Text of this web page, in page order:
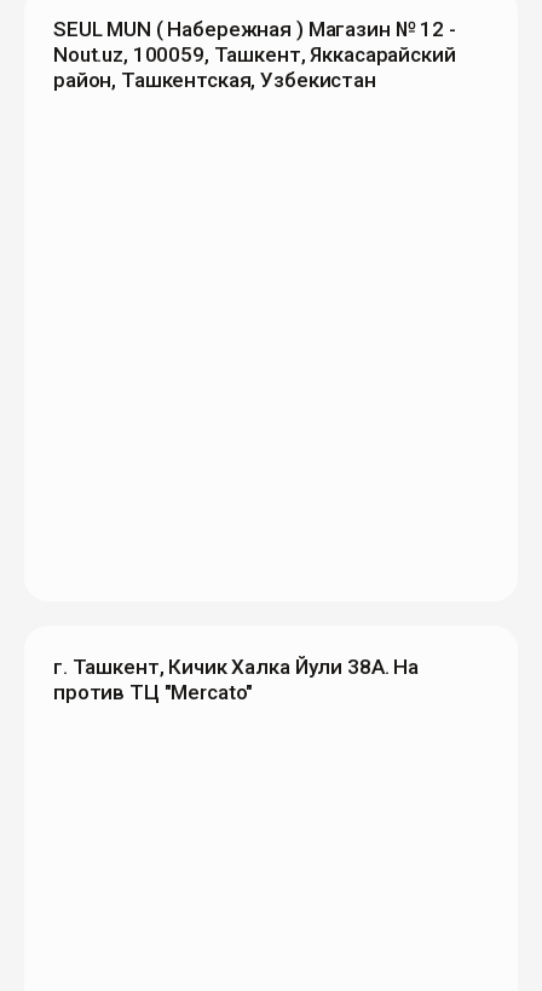
SEUL MUN ( Набережная ) Магазин № 12 -
Nout.uz, 100059, Ташкент, Яккасарайский
район, Ташкентская, Узбекистан
г. Ташкент, Кичик Халка Йули 38А. На
против ТЦ "Mercato"